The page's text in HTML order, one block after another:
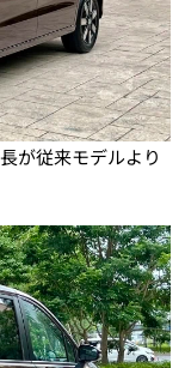
が従来モデルより